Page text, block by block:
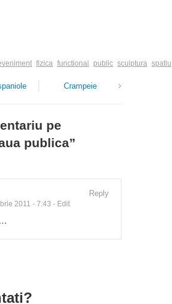
fizica functional public sculptura spatiu
Crampeie
pe
publica”
2011 - 7:43 - Edit
Reply